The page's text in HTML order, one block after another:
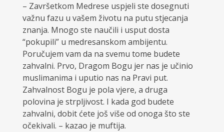
– Završetkom Medrese uspjeli ste dosegnuti
važnu fazu u vašem životu na putu stjecanja
znanja. Mnogo ste naučili i usput dosta
“pokupili” u medresanskom ambijentu.
Poručujem vam da na svemu tome budete
zahvalni. Prvo, Dragom Bogu jer nas je učinio
muslimanima i uputio nas na Pravi put.
Zahvalnost Bogu je pola vjere, a druga
polovina je strpljivost. I kada god budete
zahvalni, dobit ćete još više od onoga što ste
očekivali. – kazao je muftija.